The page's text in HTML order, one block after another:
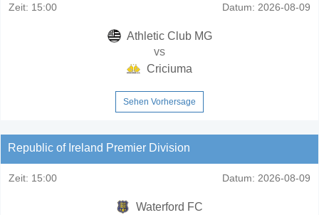
Zeit: 15:00 Datum: 2026-08-09
Athletic Club MG
vs
Criciuma
Sehen Vorhersage
Republic of Ireland Premier Division
Zeit: 15:00 Datum: 2026-08-09
Waterford FC